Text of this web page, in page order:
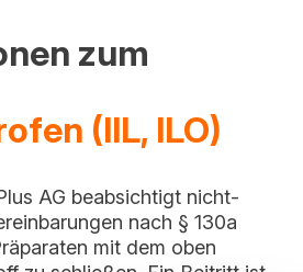
zum
(IIL, ILO)
AG beabsichtigt nicht-
nach § 130a
mit dem oben